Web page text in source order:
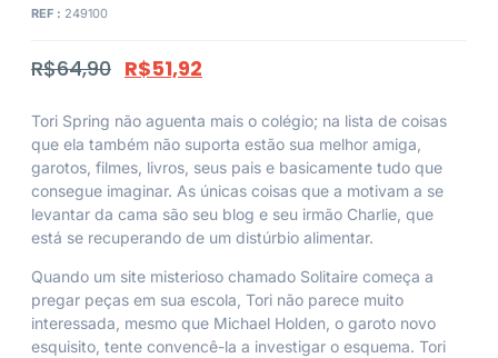
REF : 249100
R$64,90 R$51,92
Tori Spring não aguenta mais o colégio; na lista de coisas
que ela também não suporta estão sua melhor amiga,
garotos, filmes, livros, seus pais e basicamente tudo que
consegue imaginar. As únicas coisas que a motivam a se
levantar da cama são seu blog e seu irmão Charlie, que
está se recuperando de um distúrbio alimentar.
Quando um site misterioso chamado Solitaire começa a
pregar peças em sua escola, Tori não parece muito
interessada, mesmo que Michael Holden, o garoto novo
esquisito, tente convencê-la a investigar o esquema. Tori